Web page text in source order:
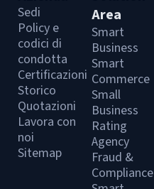
Sedi
Policy e
codici di
condotta
Certificazioni
Storico
Quotazioni
Lavora con
noi
Sitemap
Area
Smart
Business
Smart
Commerce
Small
Business
Rating
Agency
Fraud &
Compliance